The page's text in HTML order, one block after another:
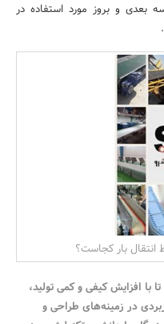
سه بعدی و بروز مورد استفاده در
بار کجاست؟
افزایش کیفی و کمی تولید،
در زمینه‌های طراحی و